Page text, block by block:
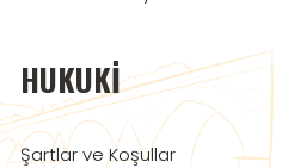
HUKUKI
Şartlar ve Koşullar